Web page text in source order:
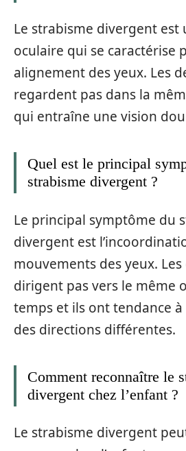
Le strabisme divergent est
oculaire qui se caractérise
alignement des yeux. Les
regardent pas dans la
qui entraîne une vision
Quel est le principal
strabisme divergent ?
Le principal symptôme du
divergent est
mouvements des yeux.
dirigent pas vers le même
temps et ils ont tendance
des directions différentes.
Comment reconnaître le
divergent chez l’enfant ?
Le strabisme divergent